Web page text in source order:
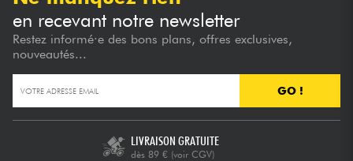
en recevant notre newsletter
Restez informé·e des bons plans, offres exclusives,
nouveautés...
GO !
LIVRAISON GRATUITE
dès 89 € (voir CGV)